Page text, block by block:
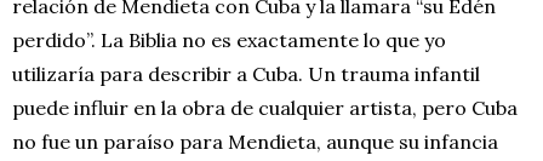
relación de Mendieta con Cuba y la llamara “su Edén
perdido”. La Biblia no es exactamente lo que yo
utilizaría para describir a Cuba. Un trauma infantil
puede influir en la obra de cualquier artista, pero Cuba
no fue un paraíso para Mendieta, aunque su infancia